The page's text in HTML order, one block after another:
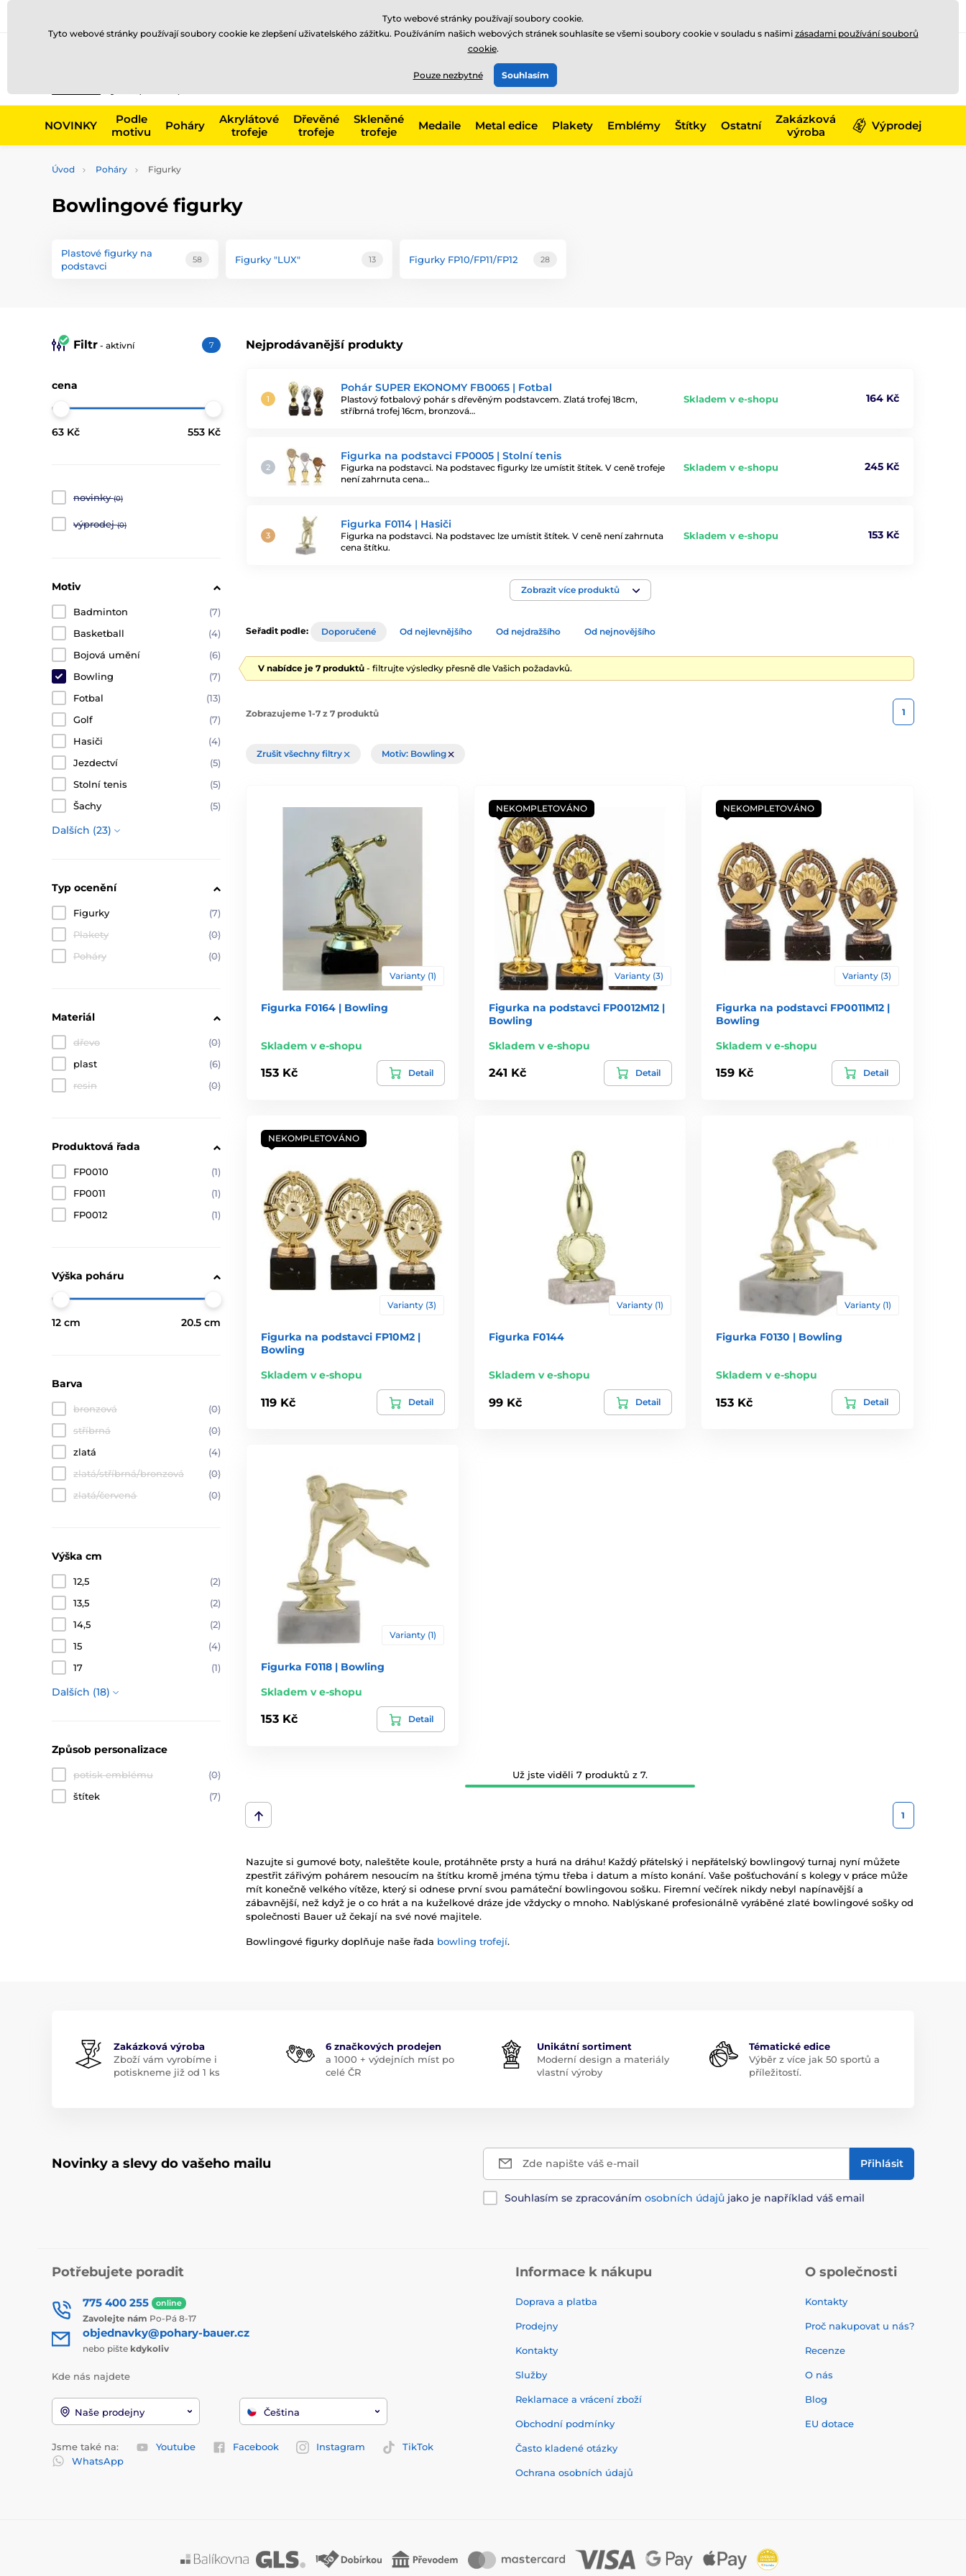
775 400 255
Zavolejte nám
NOVINKY
Podle
motivu
Poháry
Akrylátové
trofeje
Dřevěné
trofeje
Skleněné
trofeje
Medaile Metal edice Plakety Emblémy Štítky Ostatní
Zakázková
výroba
Výprodej
Úvod Poháry Figurky
Bowlingové figurky
Plastové figurky na
podstavci
58 Figurky "LUX" 13 Figurky FP10/FP11/FP12 28
Nejprodávanější produkty
Pohár SUPER EKONOMY FB0065 | Fotbal
Plastový fotbalový pohár s dřevěným podstavcem. Zlatá trofej 18cm,
stříbrná trofej 16cm, bronzová…
Skladem v e-shopu 164 Kč
Figurka na podstavci FP0005 | Stolní tenis
Figurka na podstavci. Na podstavec figurky lze umístit štítek. V ceně trofeje
není zahrnuta cena…
Skladem v e-shopu 245 Kč
Figurka F0114 | Hasiči
Figurka na podstavci. Na podstavec lze umístit štítek. V ceně není zahrnuta
cena štítku.
Skladem v e-shopu 153 Kč
Zobrazit více produktů
Filtr - aktivní 7
cena
63 Kč 553 Kč
novinky (0)
výprodej (0)
Motiv
Badminton
(7)
Basketball
(4)
Bojová umění
(6)
Bowling
(7)
Fotbal
(13)
Golf
(7)
Hasiči
(4)
Jezdectví
(5)
Stolní tenis
(5)
Šachy
(5)
Dalších (23)
Typ ocenění
Figurky
(7)
Plakety
(0)
Poháry
(0)
Materiál
dřevo
(0)
plast
(6)
resin
(0)
Produktová řada
FP0010
(1)
FP0011
(1)
FP0012
(1)
Výška poháru
12 cm 20.5 cm
Barva
bronzová
(0)
stříbrná
(0)
zlatá
(4)
zlatá/stříbrná/bronzová
(0)
zlatá/červená
(0)
Výška cm
12,5
(2)
13,5
(2)
14,5
(2)
15
(4)
17
(1)
Dalších (18)
Způsob personalizace
potisk emblému
(0)
štítek
(7)
Seřadit podle: Doporučené Od nejlevnějšího Od nejdražšího Od nejnovějšího
V nabídce je 7 produktů - filtrujte výsledky přesně dle Vašich požadavků.
Zobrazujeme 1-7 z 7 produktů 1
Zrušit všechny filtry Motiv: Bowling
Varianty (1)
Figurka F0164 | Bowling
Skladem v e-shopu
153 Kč Detail
NEKOMPLETOVÁNO
Varianty (3)
Figurka na podstavci FP0012M12 |
Bowling
Skladem v e-shopu
241 Kč Detail
NEKOMPLETOVÁNO
Varianty (3)
Figurka na podstavci FP0011M12 |
Bowling
Skladem v e-shopu
159 Kč Detail
NEKOMPLETOVÁNO
Varianty (3)
Figurka na podstavci FP10M2 |
Bowling
Skladem v e-shopu
119 Kč Detail
Varianty (1)
Figurka F0144
Skladem v e-shopu
99 Kč Detail
Varianty (1)
Figurka F0130 | Bowling
Skladem v e-shopu
153 Kč Detail
Varianty (1)
Figurka F0118 | Bowling
Skladem v e-shopu
153 Kč Detail
Už jste viděli 7 produktů z 7.
1
Nazujte si gumové boty, naleštěte koule, protáhněte prsty a hurá na dráhu! Každý přátelský i nepřátelský bowlingový turnaj nyní můžete
zpestřit zářivým pohárem nesoucím na štítku kromě jména týmu třeba i datum a místo konání. Vaše pošťuchování s kolegy v práce může
mít konečně velkého vítěze, který si odnese první svou památeční bowlingovou sošku. Firemní večírek nikdy nebyl napínavější a
zábavnější, než když je o co hrát a na kuželkové dráze jde vždycky o mnoho. Nablýskané profesionálně vyráběné zlaté bowlingové sošky od
společnosti Bauer už čekají na své nové majitele.
Bowlingové figurky doplňuje naše řada bowling trofejí.
Zakázková výroba
Zboží vám vyrobíme i
potiskneme již od 1 ks
6 značkových prodejen
a 1000 + výdejních míst po
celé ČR
Unikátní sortiment
Moderní design a materiály
vlastní výroby
Tématické edice
Výběr z více jak 50 sportů a
příležitostí.
Novinky a slevy do vašeho mailu Zde napište váš e-mail Přihlásit
Souhlasím se zpracováním osobních údajů jako je například váš email
Potřebujete poradit
775 400 255 online
Zavolejte nám Po-Pá 8-17
objednavky@pohary-bauer.cz
nebo pište kdykoliv
Kde nás najdete
Naše prodejny Čeština
Jsme také na: Youtube Facebook Instagram
TikTok
WhatsApp
Informace k nákupu
Doprava a platba
Prodejny
Kontakty
Služby
Reklamace a vrácení zboží
Obchodní podmínky
Často kladené otázky
Ochrana osobních údajů
O společnosti
Kontakty
Proč nakupovat u nás?
Recenze
O nás
Blog
EU dotace
Tyto webové stránky používají soubory cookie.
Tyto webové stránky používají soubory cookie ke zlepšení uživatelského zážitku. Používáním našich webových stránek souhlasíte se všemi soubory cookie v souladu s našimi zásadami používání souborů
cookie.
Pouze nezbytné Souhlasím